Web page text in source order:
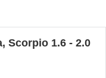
Scorpio 1.6 - 2.0